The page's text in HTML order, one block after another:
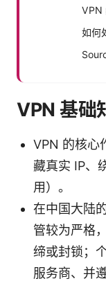
VPN
如何
VPN 基础
VPN 的核心
藏真实 IP、
用）。
在中国大陆
管较为严格
缔或封锁；
服务商、并